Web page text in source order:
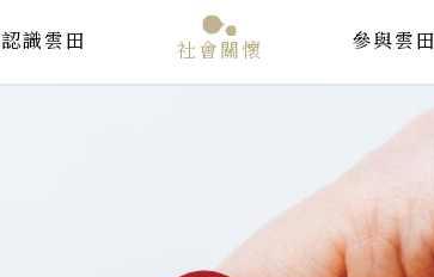
認識雲田 社會關懷 參與雲田